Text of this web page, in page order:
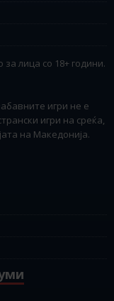
лица со 18+ години.
игри не е
игри на среќа,
на Македонија.